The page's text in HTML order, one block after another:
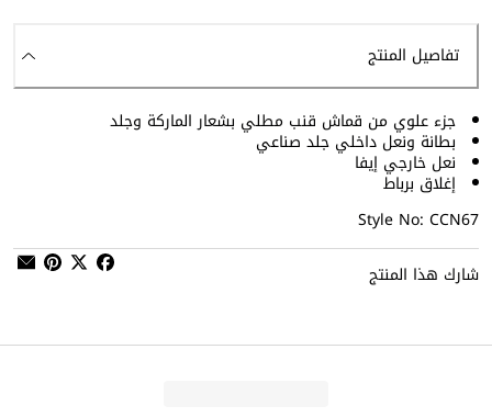
تفاصيل المنتج
جزء علوي من قماش قنب مطلي بشعار الماركة وجلد
بطانة ونعل داخلي جلد صناعي
نعل خارجي إيفا
إغلاق برباط
Style No: CCN67
شارك هذا المنتج